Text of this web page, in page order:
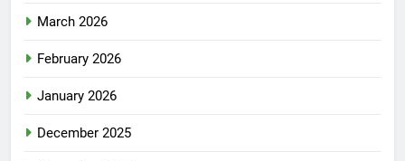
March 2026
February 2026
January 2026
December 2025